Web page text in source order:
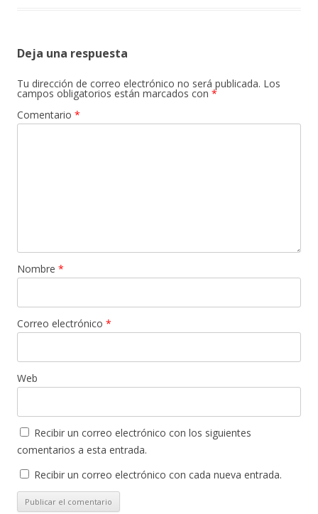
Deja una respuesta
Tu dirección de correo electrónico no será publicada. Los
campos obligatorios están marcados con *
Comentario *
Nombre *
Correo electrónico *
Web
Recibir un correo electrónico con los siguientes
comentarios a esta entrada.
Recibir un correo electrónico con cada nueva entrada.